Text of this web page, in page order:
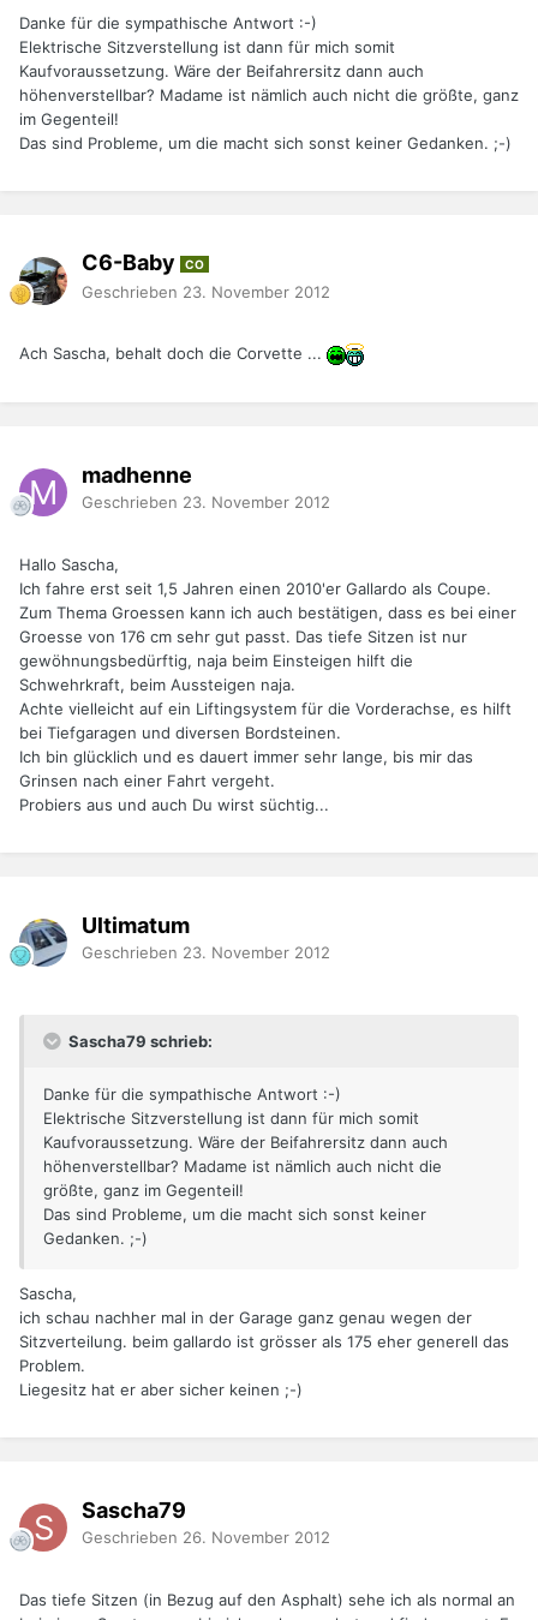
Danke für die sympathische Antwort :-)
Elektrische Sitzverstellung ist dann für mich somit
Kaufvoraussetzung. Wäre der Beifahrersitz dann auch
höhenverstellbar? Madame ist nämlich auch nicht die größte, ganz
im Gegenteil!
Das sind Probleme, um die macht sich sonst keiner Gedanken. ;-)
C6-Baby CO
Geschrieben 23. November 2012
Ach Sascha, behalt doch die Corvette ...
madhenne
Geschrieben 23. November 2012
Hallo Sascha,
Ich fahre erst seit 1,5 Jahren einen 2010'er Gallardo als Coupe.
Zum Thema Groessen kann ich auch bestätigen, dass es bei einer
Groesse von 176 cm sehr gut passt. Das tiefe Sitzen ist nur
gewöhnungsbedürftig, naja beim Einsteigen hilft die
Schwehrkraft, beim Aussteigen naja.
Achte vielleicht auf ein Liftingsystem für die Vorderachse, es hilft
bei Tiefgaragen und diversen Bordsteinen.
Ich bin glücklich und es dauert immer sehr lange, bis mir das
Grinsen nach einer Fahrt vergeht.
Probiers aus und auch Du wirst süchtig...
Ultimatum
Geschrieben 23. November 2012
Sascha79 schrieb:
Danke für die sympathische Antwort :-)
Elektrische Sitzverstellung ist dann für mich somit
Kaufvoraussetzung. Wäre der Beifahrersitz dann auch
höhenverstellbar? Madame ist nämlich auch nicht die
größte, ganz im Gegenteil!
Das sind Probleme, um die macht sich sonst keiner
Gedanken. ;-)
Sascha,
ich schau nachher mal in der Garage ganz genau wegen der
Sitzverteilung. beim gallardo ist grösser als 175 eher generell das
Problem.
Liegesitz hat er aber sicher keinen ;-)
Sascha79
Geschrieben 26. November 2012
Das tiefe Sitzen (in Bezug auf den Asphalt) sehe ich als normal an